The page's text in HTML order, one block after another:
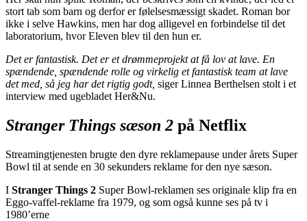
stort tab som barn og derfor er følelsesmæssigt skadet. Roman bor
ikke i selve Hawkins, men har dog alligevel en forbindelse til det
laboratorium, hvor Eleven blev til den hun er.
Det er fantastisk. Det er et drømmeprojekt at få lov at lave. En
spændende, spændende rolle og virkelig et fantastisk team at lave
det med, så jeg har det rigtig godt, siger Linnea Berthelsen stolt i et
interview med ugebladet Her&Nu.
Stranger Things sæson 2 på Netflix
Streamingtjenesten brugte den dyre reklamepause under årets Super
Bowl til at sende en 30 sekunders reklame for den nye sæson.
I Stranger Things 2 Super Bowl-reklamen ses originale klip fra en
Eggo-vaffel-reklame fra 1979, og som også kunne ses på tv i
1980’erne